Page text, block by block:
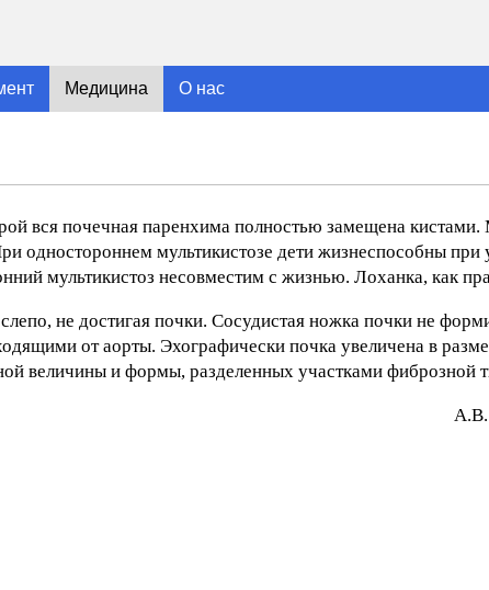
Медицина О нас
вся почечная паренхима полностью замещена кистами.
одностороннем мультикистозе дети жизнеспособны при
мультикистоз несовместим с жизнью. Лоханка, как
не достигая почки. Сосудистая ножка почки не
от аорты. Эхографически почка увеличена в
величины и формы, разделенных участками фиброзной